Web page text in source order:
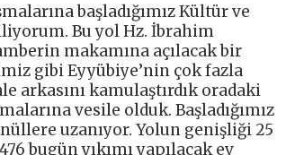
başladığımız Kültür ve
Bu yol Hz. İbrahim
makamına açılacak bir
gibi Eyyübiye’nin çok fazla
arkasını kamulaştırdık oradaki
vesile olduk. Başladığımız
uzanıyor. Yolun genişliği 25
bugün yıkımı yapılacak ev